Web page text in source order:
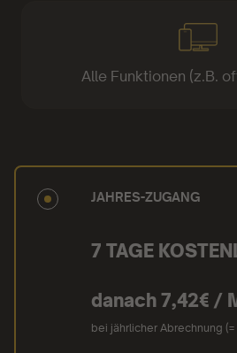
Alle Funktionen (z.B.
JAHRES-ZUGANG
7 TAGE
danach 7,42€ /
bei jährlicher Abrechnung (=